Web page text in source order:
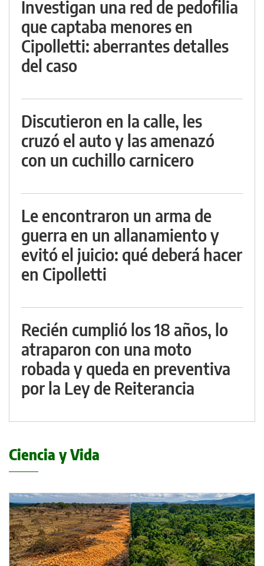
Investigan una red de pedofilia
que captaba menores en
Cipolletti: aberrantes detalles
del caso
Discutieron en la calle, les
cruzó el auto y las amenazó
con un cuchillo carnicero
Le encontraron un arma de
guerra en un allanamiento y
evitó el juicio: qué deberá hacer
en Cipolletti
Recién cumplió los 18 años, lo
atraparon con una moto
robada y queda en preventiva
por la Ley de Reiterancia
Ciencia y Vida